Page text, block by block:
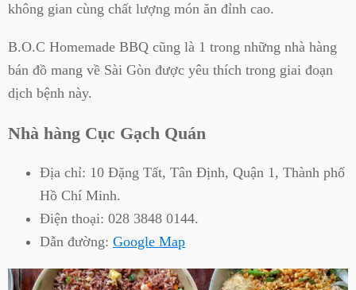
không gian cùng chất lượng món ăn đỉnh cao.
B.O.C Homemade BBQ cũng là 1 trong những nhà hàng
bán đồ mang về Sài Gòn được yêu thích trong giai đoạn
dịch bệnh này.
Nhà hàng Cục Gạch Quán
Địa chỉ: 10 Đặng Tất, Tân Định, Quận 1, Thành phố
Hồ Chí Minh.
Điện thoại: 028 3848 0144.
Dẫn đường: Google Map